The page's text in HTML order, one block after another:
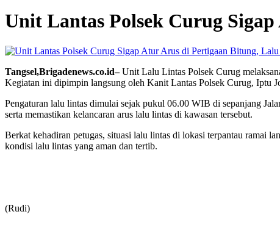
Unit Lantas Polsek Curug
Tangsel,Brigadenews.co.id–Unit Lalu Lintas Polsek Curug
Kegiatan ini dipimpin langsung oleh Kanit Lantas Polsek Curug, Iptu
Pengaturan lalu lintas dimulai sejak pukul 06.00 WIB di sepanjang
serta memastikan kelancaran arus lalu lintas di kawasan tersebut.
Berkat kehadiran petugas, situasi lalu lintas di lokasi terpantau ramai
kondisi lalu lintas yang aman dan tertib.
(Rudi)